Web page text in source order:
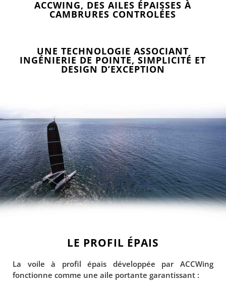
ACCWING, DES AILES ÉPAISSES À
CAMBRURES CONTROLÉES
UNE TECHNOLOGIE ASSOCIANT
INGÉNIERIE DE POINTE, SIMPLICITÉ ET
DESIGN D’EXCEPTION
LE PROFIL ÉPAIS
La voile à profil épais développée par ACCWing
fonctionne comme une aile portante garantissant :